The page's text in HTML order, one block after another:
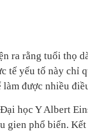
ra rằng tuổi thọ
tế yếu tố này chỉ
được nhiều
học Y Albert
gien phổ biến.